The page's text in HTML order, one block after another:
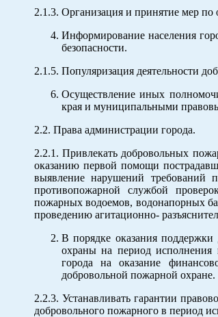
2.1.3. Организация и принятие мер
Информирование населения
безопасности.
2.1.5. Популяризация деятельности
Осуществление иных
края и муниципальными
2.2. Права администрации города.
2.2.1. Привлекать добровольных
оказанию первой помощи
выявление нарушений требований
противопожарной службой
пожарных водоемов, водонапорных
проведению агитационно-
В порядке оказания
охраны на период исполнения
города на оказание
добровольной пожарной охране.
2.2.3. Устанавливать гарантии
добровольного пожарного в период